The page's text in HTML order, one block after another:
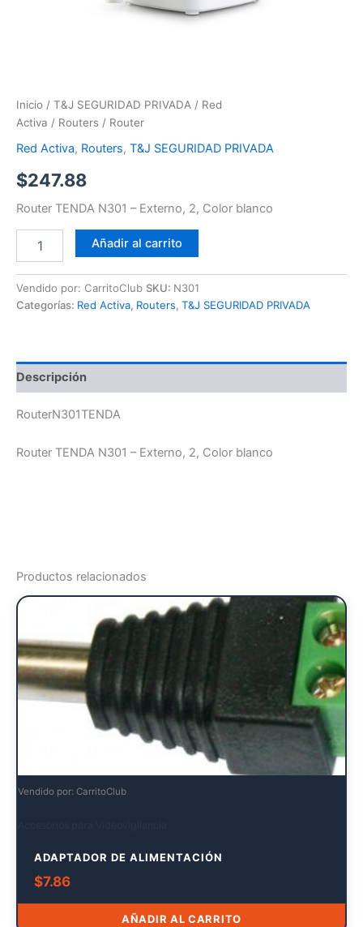
Inicio / T&J SEGURIDAD PRIVADA / Red
Activa / Routers / Router
Red Activa, Routers, T&J SEGURIDAD PRIVADA
$247.88
Router TENDA N301 – Externo, 2, Color blanco
Añadir al carrito
Vendido por: CarritoClub SKU: N301
Categorías: Red Activa, Routers, T&J SEGURIDAD PRIVADA
Descripción
RouterN301TENDA
Router TENDA N301 – Externo, 2, Color blanco
Productos relacionados
Vendido por: CarritoClub
ADAPTADOR DE ALIMENTACIÓN
$7.86
AÑADIR AL CARRITO